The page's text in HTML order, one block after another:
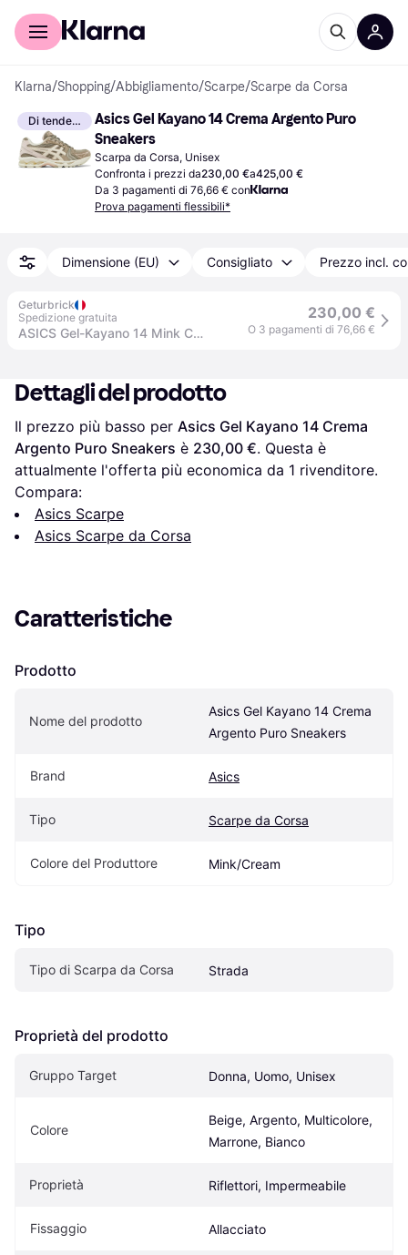
Per il tuo shopping
Klarna/Shopping/Abbigliamento/Scarpe/Scarpe da Corsa
Di tendenza
Asics Gel Kayano 14 Crema Argento Puro
Sneakers
Scarpa da Corsa, Unisex
Confronta i prezzi da230,00 €a425,00 €
Da 3 pagamenti di 76,66 € con
Prova pagamenti flessibili*
Dimensione (EU) Consigliato Prezzo incl.
Geturbrick
Spedizione gratuita
ASICS Gel-Kayano 14 Mink Cream (Women's) - 36 / Standard
230,00 €
O 3 pagamenti di 76,66 €
Dettagli del prodotto
Il prezzo più basso per Asics Gel Kayano 14 Crema
Argento Puro Sneakers è 230,00 €. Questa è
attualmente l'offerta più economica da 1 rivenditore.
Compara:
Asics Scarpe
Asics Scarpe da Corsa
Caratteristiche
Prodotto
Nome del prodotto
Asics Gel Kayano 14 Crema
Argento Puro Sneakers
Brand Asics
Tipo Scarpe da Corsa
Colore del Produttore Mink/Cream
Tipo
Tipo di Scarpa da Corsa Strada
Proprietà del prodotto
Gruppo Target Donna, Uomo, Unisex
Colore
Beige, Argento, Multicolore,
Marrone, Bianco
Proprietà Riflettori, Impermeabile
Fissaggio Allacciato